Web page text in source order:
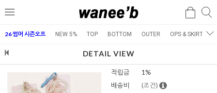
메
검
26 썸머 시즌오프 NEW 5% TOP BOTTOM OUTER OPS & SKIRT
DETAIL VIEW
적립금
1%
배송비
(조건)